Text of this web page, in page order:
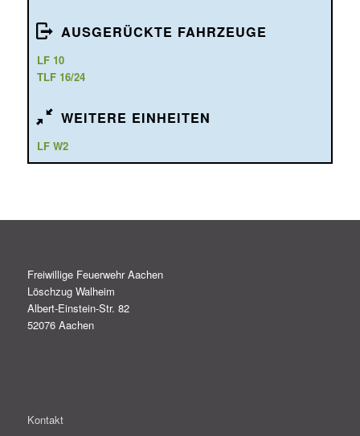
AUSGERÜCKTE FAHRZEUGE
LF 10
TLF 16/24
WEITERE EINHEITEN
LF W2
Freiwillige Feuerwehr Aachen
Löschzug Walheim
Albert-Einstein-Str. 82
52076 Aachen
Kontakt